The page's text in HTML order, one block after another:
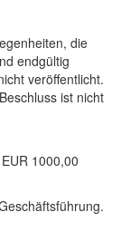
die
endgültig
veröffentlicht.
ist nicht
1000,00